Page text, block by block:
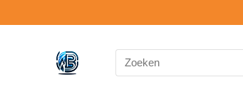
Search
for: